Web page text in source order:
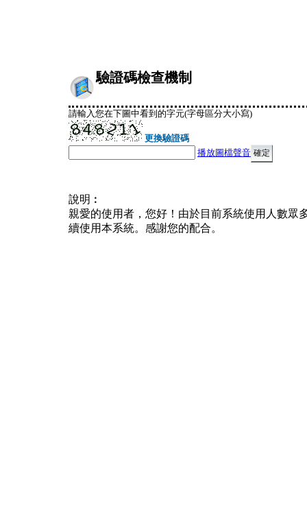
驗證碼檢查機制
請輸入您在下圖中看到的字元(字母區分大小寫)
更換驗證碼
播放圖檔聲音
說明︰
親愛的使用者，您好！由於目前系統使用人數眾
續使用本系統。感謝您的配合。